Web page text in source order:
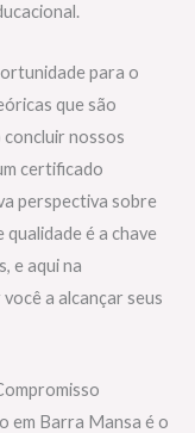
para o
que são
nossos
certificado
perspectiva sobre
qualidade é a chave
e aqui na
a alcançar seus
em Barra Mansa é o